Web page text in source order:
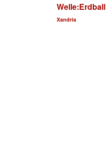
Welle:Erdball
Xandria